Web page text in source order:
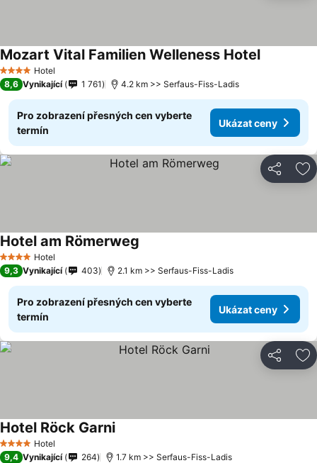
4 Počet hvězdiček
Hotel
Mozart Vital Familien Welleness Hotel
8,6 Vynikající 1 761 4.2 km >> Serfaus-Fiss-Ladis
Pro zobrazení přesných cen vyberte
termín
Ukázat ceny
Sdílet
4 Počet hvězdiček
Hotel
Hotel am Römerweg
9,3 Vynikající 403 2.1 km >> Serfaus-Fiss-Ladis
Pro zobrazení přesných cen vyberte
termín
Ukázat ceny
Sdílet
4 Počet hvězdiček
Hotel
Hotel Röck Garni
9,4 Vynikající 264 1.7 km >> Serfaus-Fiss-Ladis